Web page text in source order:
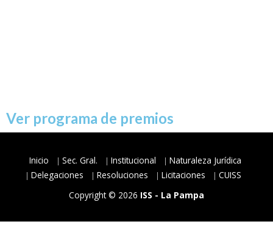
Ver programa de premios
Inicio Sec. Gral. Institucional
Naturaleza Jurídica
Delegaciones
Resoluciones Licitaciones
CUISS
Copyright © 2026 ISS - La Pampa